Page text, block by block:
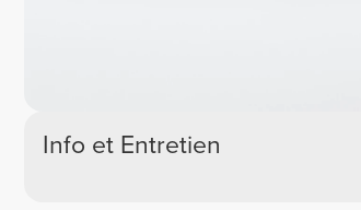
Info et Entretien